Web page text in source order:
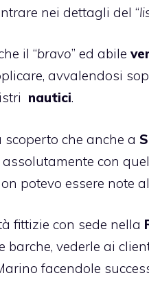
nei dettagli del “
il “bravo” ed abile
avvalendosi
nautici.
che anche a
con
potevo essere note
fittizie con sede nella
vederle ai
facendole